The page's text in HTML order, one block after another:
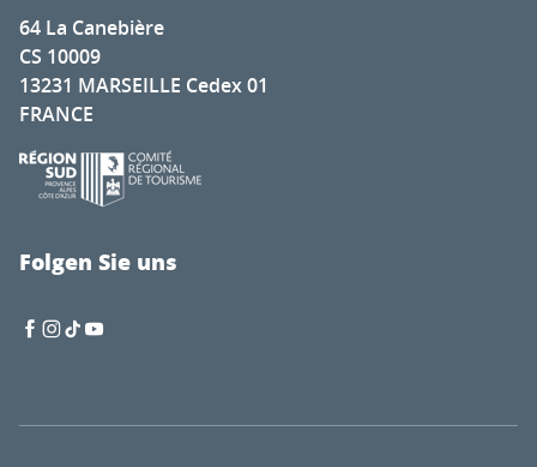
64 La Canebière
CS 10009
13231 MARSEILLE Cedex 01
FRANCE
Folgen Sie uns